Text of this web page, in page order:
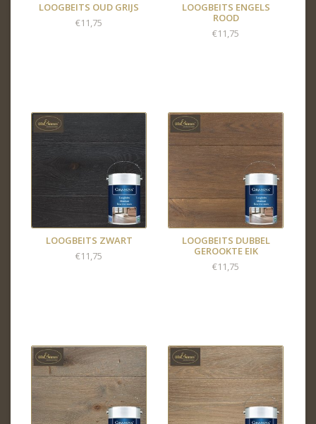
LOOGBEITS OUD GRIJS
€11,75
LOOGBEITS ENGELS
ROOD
€11,75
LOOGBEITS ZWART
€11,75
LOOGBEITS DUBBEL
GEROOKTE EIK
€11,75